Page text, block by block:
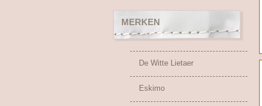
MERKEN
De Witte Lietaer
Eskimo